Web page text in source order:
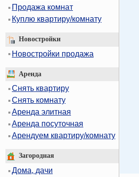
Продажа комнат
Куплю квартиру/комнату
Новостройки
Новостройки продажа
Аренда
Снять квартиру
Снять комнату
Аренда элитная
Аренда посуточная
Арендуем квартиру/комнату
Загородная
Дома, дачи